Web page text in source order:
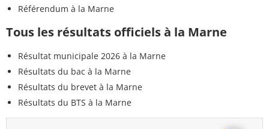
Référendum à la Marne
Tous les résultats officiels à la Marne
Résultat municipale 2026 à la Marne
Résultats du bac à la Marne
Résultats du brevet à la Marne
Résultats du BTS à la Marne